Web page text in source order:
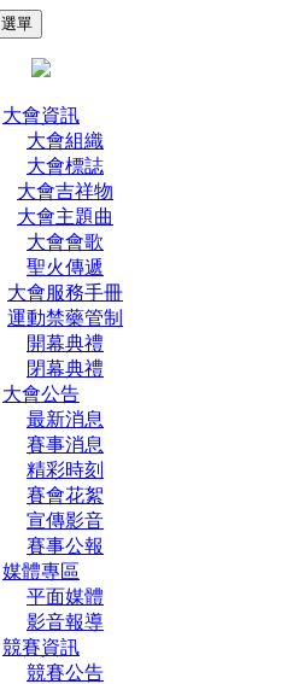
選單
大會資訊
大會組織
大會標誌
大會吉祥物
大會主題曲
大會會歌
聖火傳遞
大會服務手冊
運動禁藥管制
開幕典禮
閉幕典禮
大會公告
最新消息
賽事消息
精彩時刻
賽會花絮
宣傳影音
賽事公報
媒體專區
平面媒體
影音報導
競賽資訊
競賽公告